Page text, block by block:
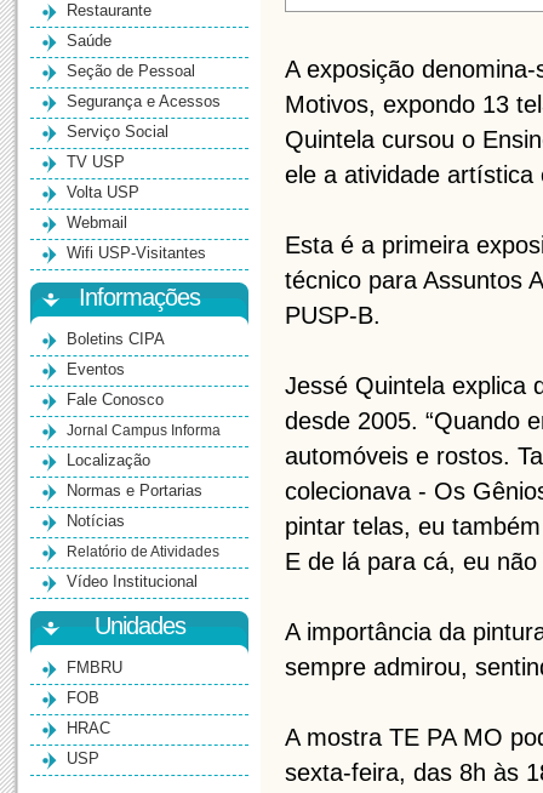
Restaurante
Saúde
Seção de Pessoal
Segurança e Acessos
Serviço Social
TV USP
Volta USP
Webmail
Wifi USP-Visitantes
Informações
Boletins CIPA
Eventos
Fale Conosco
Jornal Campus Informa
Localização
Normas e Portarias
Notícias
Relatório de Atividades
Vídeo Institucional
Unidades
FMBRU
FOB
HRAC
USP
A exposição
Motivos, expondo 13
Quintela cursou o
ele a atividade artística
Esta é a primeira
técnico para Assuntos
PUSP-B.
Jessé Quintela explica
desde 2005. “Quando
automóveis e rostos.
colecionava - Os
pintar telas, eu
E de lá para cá, eu não
A importância da
sempre admirou,
A mostra TE PA MO
sexta-feira, das 8h às